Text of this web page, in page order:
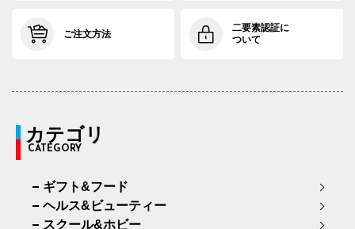
ご注文方法
二要素認証に
ついて
カテゴリ
CATEGORY
ギフト&フード
ヘルス&ビューティー
スクール&ホビー